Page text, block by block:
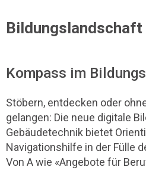
Bildungslandschaft
Kompass im
Stöbern, entdecken oder
gelangen: Die neue digitale
Gebäudetechnik bietet
Navigationshilfe in der Fülle
Von A wie «Angebote für